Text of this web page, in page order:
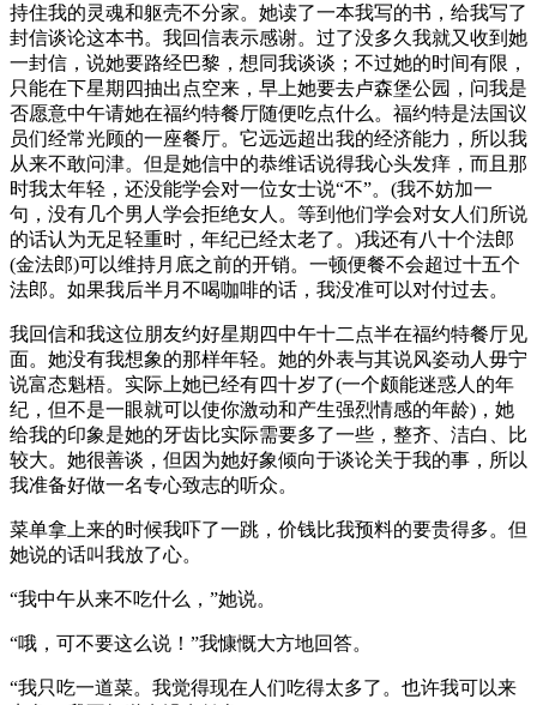
持住我的灵魂和躯壳不分家。她读了一本我写的书，给我写了
封信谈论这本书。我回信表示感谢。过了没多久我就又收到她
一封信，说她要路经巴黎，想同我谈谈；不过她的时间有限，
只能在下星期四抽出点空来，早上她要去卢森堡公园，问我是
否愿意中午请她在福约特餐厅随便吃点什么。福约特是法国议
员们经常光顾的一座餐厅。它远远超出我的经济能力，所以我
从来不敢问津。但是她信中的恭维话说得我心头发痒，而且那
时我太年轻，还没能学会对一位女士说“不”。(我不妨加一
句，没有几个男人学会拒绝女人。等到他们学会对女人们所说
的话认为无足轻重时，年纪已经太老了。)我还有八十个法郎
(金法郎)可以维持月底之前的开销。一顿便餐不会超过十五个
法郎。如果我后半月不喝咖啡的话，我没准可以对付过去。
我回信和我这位朋友约好星期四中午十二点半在福约特餐厅见
面。她没有我想象的那样年轻。她的外表与其说风姿动人毋宁
说富态魁梧。实际上她已经有四十岁了(一个颇能迷惑人的年
纪，但不是一眼就可以使你激动和产生强烈情感的年龄)，她
给我的印象是她的牙齿比实际需要多了一些，整齐、洁白、比
较大。她很善谈，但因为她好象倾向于谈论关于我的事，所以
我准备好做一名专心致志的听众。
菜单拿上来的时候我吓了一跳，价钱比我预料的要贵得多。但
她说的话叫我放了心。
“我中午从来不吃什么，”她说。
“哦，可不要这么说！”我慷慨大方地回答。
“我只吃一道菜。我觉得现在人们吃得太多了。也许我可以来